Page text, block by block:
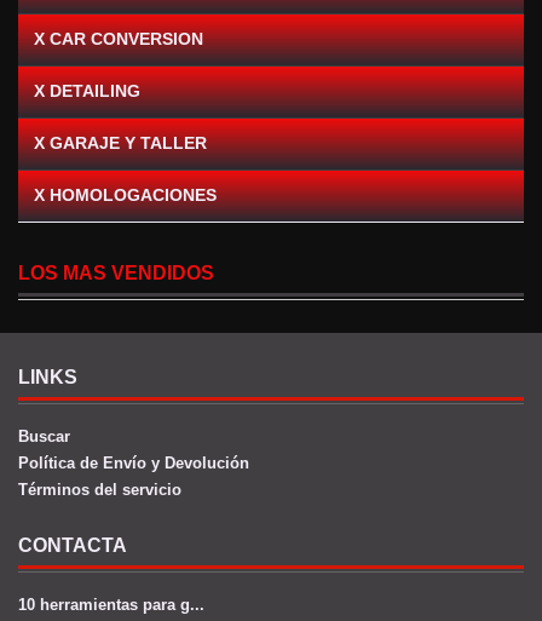
X CAR CONVERSION
X DETAILING
X GARAJE Y TALLER
X HOMOLOGACIONES
LOS MAS VENDIDOS
LINKS
Buscar
Política de Envío y Devolución
Términos del servicio
CONTACTA
10 herramientas para g...